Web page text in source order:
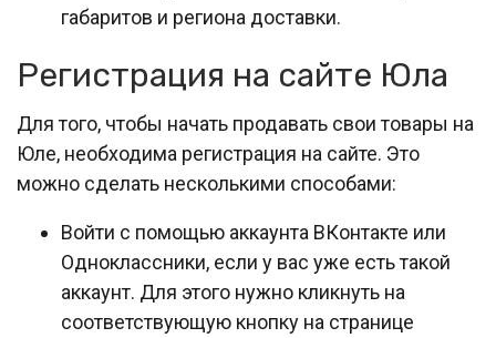
габаритов и региона доставки.
Регистрация на сайте Юла
Для того, чтобы начать продавать свои товары на
Юле, необходима регистрация на сайте. Это
можно сделать несколькими способами:
Войти с помощью аккаунта ВКонтакте или
Одноклассники, если у вас уже есть такой
аккаунт. Для этого нужно кликнуть на
соответствующую кнопку на странице